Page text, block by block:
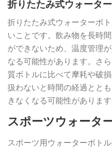
折りたたみ式ウォータ
折りたたみ式ウォーターボ
いことです。飲み物を長時
ができないため、温度管理
なる可能性があります。さ
質ボトルに比べて摩耗や破
扱わないと時間の経過とと
きなくなる可能性があります
スポーツウォータ
スポーツ用ウォーターボト